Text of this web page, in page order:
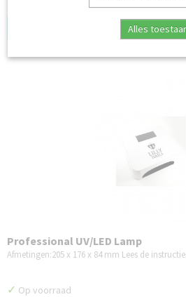
Log in om de prijs te zien
Professional UV/LED Lamp
Afmetingen:205 x 176 x 84 mm Lees de
✓ Op voorraad
Alles